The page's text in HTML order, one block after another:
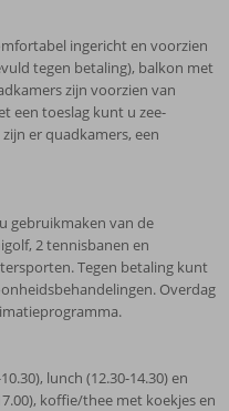
ingericht en voorzien
tegen betaling), balkon met
zijn voorzien van
een toeslag kunt u zee-
er quadkamers, een
gebruikmaken van de
2 tennisbanen en
Tegen betaling kunt
Overdag
lunch (12.30-14.30) en
koffie/thee met koekjes en